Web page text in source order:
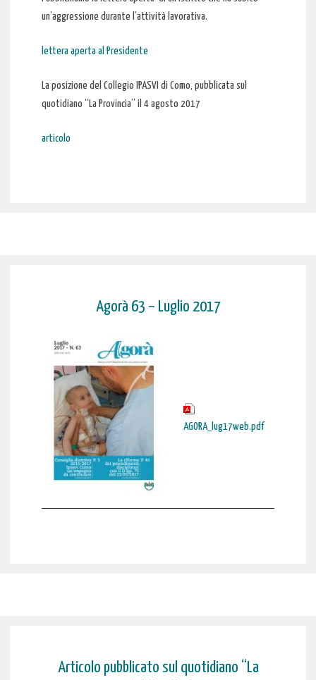
un’aggressione durante l’attività lavorativa.
lettera aperta al Presidente
La posizione del Collegio IPASVI di Como, pubblicata sul
quotidiano “La Provincia” il 4 agosto 2017
articolo
Agorà 63 – Luglio 2017
AGORA_lug17web.pdf
Articolo pubblicato sul quotidiano “La